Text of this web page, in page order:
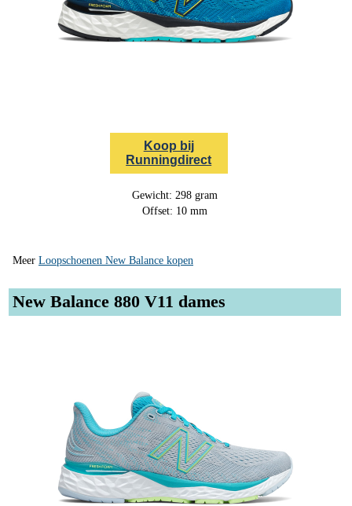
Koop bij
Runningdirect
Gewicht: 298 gram
Offset: 10 mm
Meer Loopschoenen New Balance kopen
New Balance 880 V11 dames